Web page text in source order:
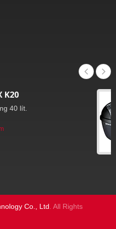
K20
40 lít.
Co., Ltd. All Rights